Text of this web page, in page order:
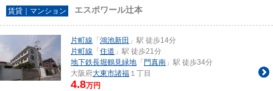
賃貸｜マンション エスポワール辻本
片町線 「 鴻池新田 」駅 徒歩14分
片町線 「 住道 」駅 徒歩21分
地下鉄長堀鶴見緑地 「 門真南 」駅 徒歩34分
大阪府大東市諸福 １丁目
4.8万円